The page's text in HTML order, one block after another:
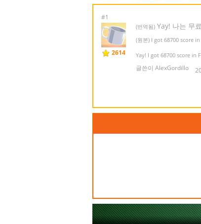
#1
2614
(번역됨) Yay! 나는 무
(원본) I got 68700 score
Yay! I got 68700 score in
글쓴이 AlexGordillo